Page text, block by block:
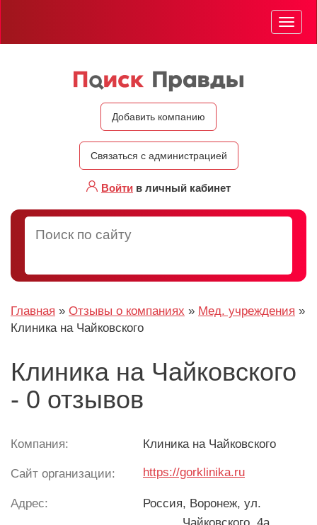
Добавить компанию
Связаться с администрацией
Войти в личный кабинет
Меню
Главная » Отзывы о компаниях » Мед. учреждения »
Клиника на Чайковского
Клиника на Чайковского
- 0 отзывов
Компания: Клиника на Чайковского
Сайт организации: https://gorklinika.ru
Адрес: Россия, Воронеж, ул.